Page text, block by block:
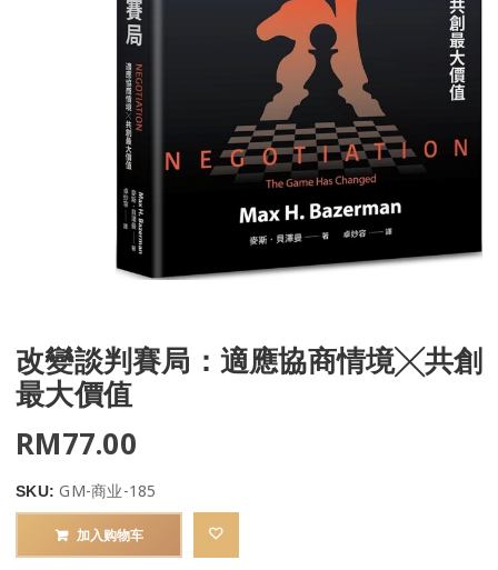
改變談判賽局：適應協商情境╳共創
最大價值
RM77.00
SKU:GM-商业-185
加入购物车